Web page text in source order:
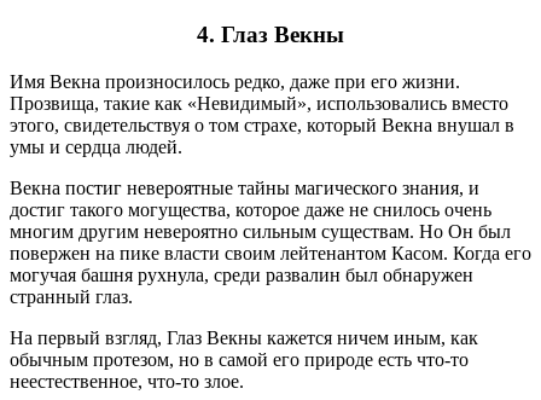
4. Глаз Векны
Имя Векна произносилось редко, даже при его жизни.
Прозвища, такие как «Невидимый», использовались вместо
этого, свидетельствуя о том страхе, который Векна внушал в
умы и сердца людей.
Векна постиг невероятные тайны магического знания, и
достиг такого могущества, которое даже не снилось очень
многим другим невероятно сильным существам. Но Он был
повержен на пике власти своим лейтенантом Касом. Когда его
могучая башня рухнула, среди развалин был обнаружен
странный глаз.
На первый взгляд, Глаз Векны кажется ничем иным, как
обычным протезом, но в самой его природе есть что-то
неестественное, что-то злое.